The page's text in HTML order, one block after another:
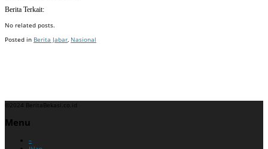
Berita Terkait:
No related posts.
Posted in Berita Jabar, Nasional
©2024 BeritaBekasi.co.id
Menu
–